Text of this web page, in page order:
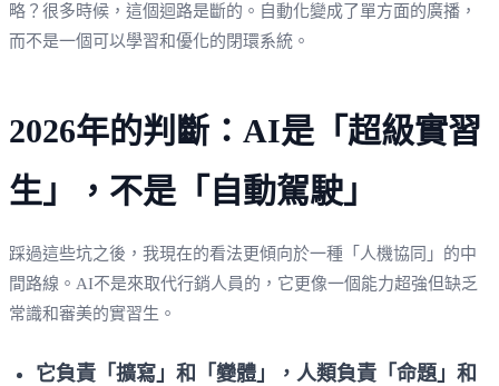
略？很多時候，這個迴路是斷的。自動化變成了單方面的廣播，
而不是一個可以學習和優化的閉環系統。
2026年的判斷：AI是「超級實習
生」，不是「自動駕駛」
踩過這些坑之後，我現在的看法更傾向於一種「人機協同」的中
間路線。AI不是來取代行銷人員的，它更像一個能力超強但缺乏
常識和審美的實習生。
它負責「擴寫」和「變體」，人類負責「命題」和